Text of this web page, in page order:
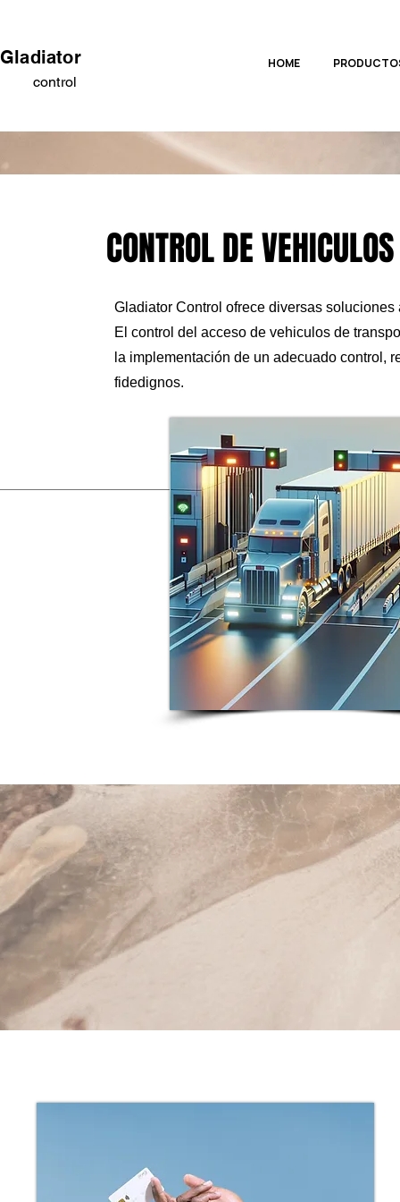
Gladiator
control
HOME
Nuestro
CONTROL DE
Gladiator Control ofrece diversas
El control del acceso de vehiculos de
la implementación de un adecuado control,
fidedignos.